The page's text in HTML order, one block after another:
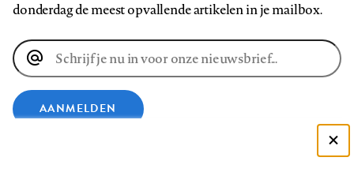
donderdag de meest opvallende artikelen in je mailbox.
E-
mailadres
AANMELDEN